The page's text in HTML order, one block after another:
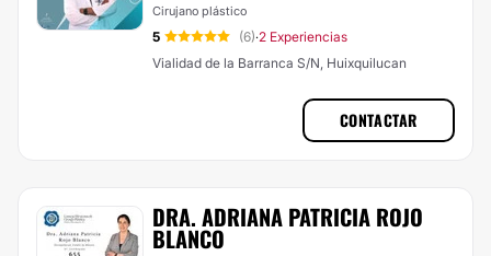
Cirujano plástico
5 (6)·2 Experiencias
Vialidad de la Barranca S/N, Huixquilucan
CONTACTAR
DRA. ADRIANA PATRICIA ROJO
BLANCO